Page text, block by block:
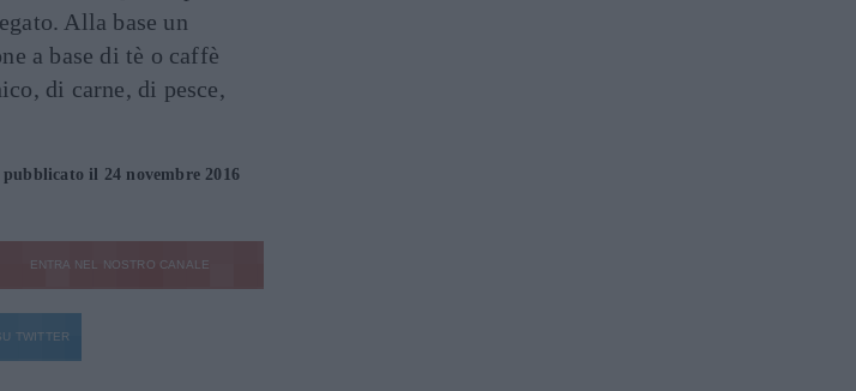
Alla base un
a base di tè o caffè
di carne, di pesce,
il 24 novembre 2016
ENTRA NEL NOSTRO CANALE
TWITTER